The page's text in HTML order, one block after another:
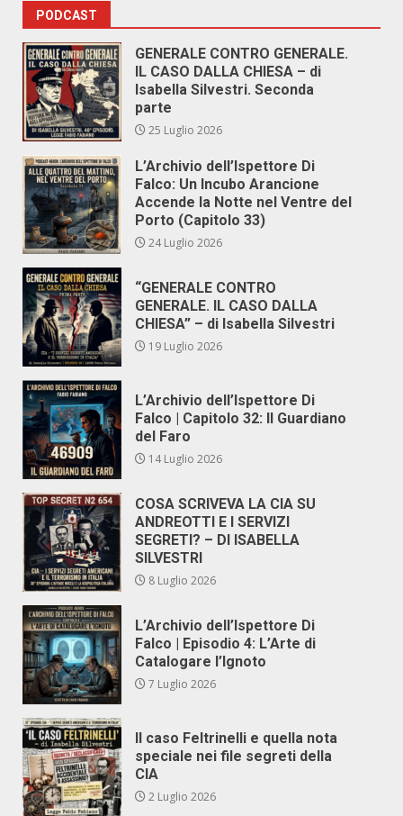
PODCAST
GENERALE CONTRO GENERALE.
IL CASO DALLA CHIESA – di
Isabella Silvestri. Seconda
parte
25 Luglio 2026
L’Archivio dell’Ispettore Di
Falco: Un Incubo Arancione
Accende la Notte nel Ventre del
Porto (Capitolo 33)
24 Luglio 2026
“GENERALE CONTRO
GENERALE. IL CASO DALLA
CHIESA” – di Isabella Silvestri
19 Luglio 2026
L’Archivio dell’Ispettore Di
Falco | Capitolo 32: Il Guardiano
del Faro
14 Luglio 2026
COSA SCRIVEVA LA CIA SU
ANDREOTTI E I SERVIZI
SEGRETI? – DI ISABELLA
SILVESTRI
8 Luglio 2026
L’Archivio dell’Ispettore Di
Falco | Episodio 4: L’Arte di
Catalogare l’Ignoto
7 Luglio 2026
Il caso Feltrinelli e quella nota
speciale nei file segreti della
CIA
2 Luglio 2026